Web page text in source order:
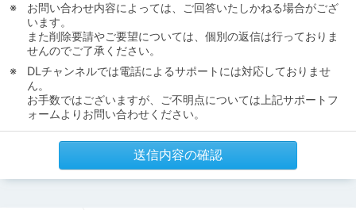
お問い合わせ内容によっては、ご回答いたしかねる場合がござ
います。
また削除要請やご要望については、個別の返信は行っておりま
せんのでご了承ください。
DLチャンネルでは電話によるサポートには対応しておりませ
ん。
お手数ではございますが、ご不明点については上記サポートフ
ォームよりお問い合わせください。
送信内容の確認